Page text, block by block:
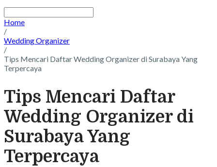
Home
/
Wedding Organizer
/
Tips Mencari Daftar Wedding Organizer di Surabaya Yang
Terpercaya
Tips Mencari Daftar
Wedding Organizer di
Surabaya Yang
Terpercaya